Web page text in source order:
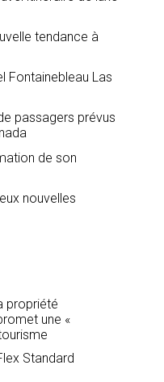
tendance à
Fontainebleau Las
passagers prévus
de son
nouvelles
propriété
une «
Standard